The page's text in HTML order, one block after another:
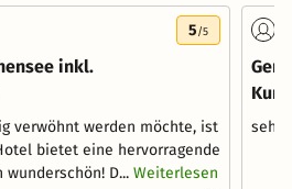
5/5
inkl.
verwöhnt werden möchte, ist
bietet eine hervorragende
wunderschön! D... Weiterlesen
sehr